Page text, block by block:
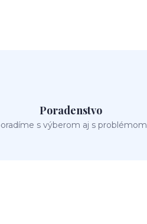
Poradenstvo
s výberom aj s problémom